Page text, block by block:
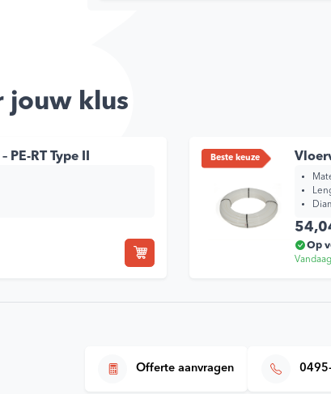
jouw klus
RT Type II Beste keuze
Op
Offerte aanvragen